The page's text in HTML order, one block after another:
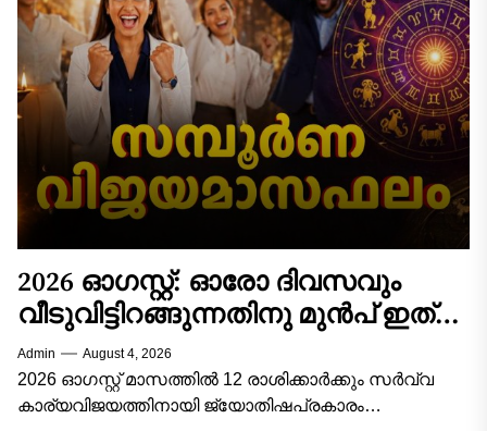
2026 ഓഗസ്റ്റ്: ഓരോ ദിവസവും
വീടുവിട്ടിറങ്ങുന്നതിനു മുൻപ് ഇത്
ചെയ്താൽ കാര്യവിജയം ഉറപ്പ്! 12
രാശിക്കാരുടെയും സമ്പൂർണ്ണ
വിജയമാസഫലം!
Admin August 4, 2026
2026 ഓഗസ്റ്റ് മാസത്തിൽ 12 രാശിക്കാർക്കും സർവ്വ
കാര്യവിജയത്തിനായി ജ്യോതിഷപ്രകാരം